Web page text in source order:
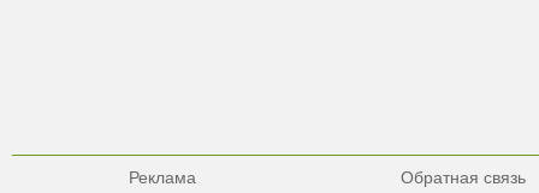
Реклама Обратная связь